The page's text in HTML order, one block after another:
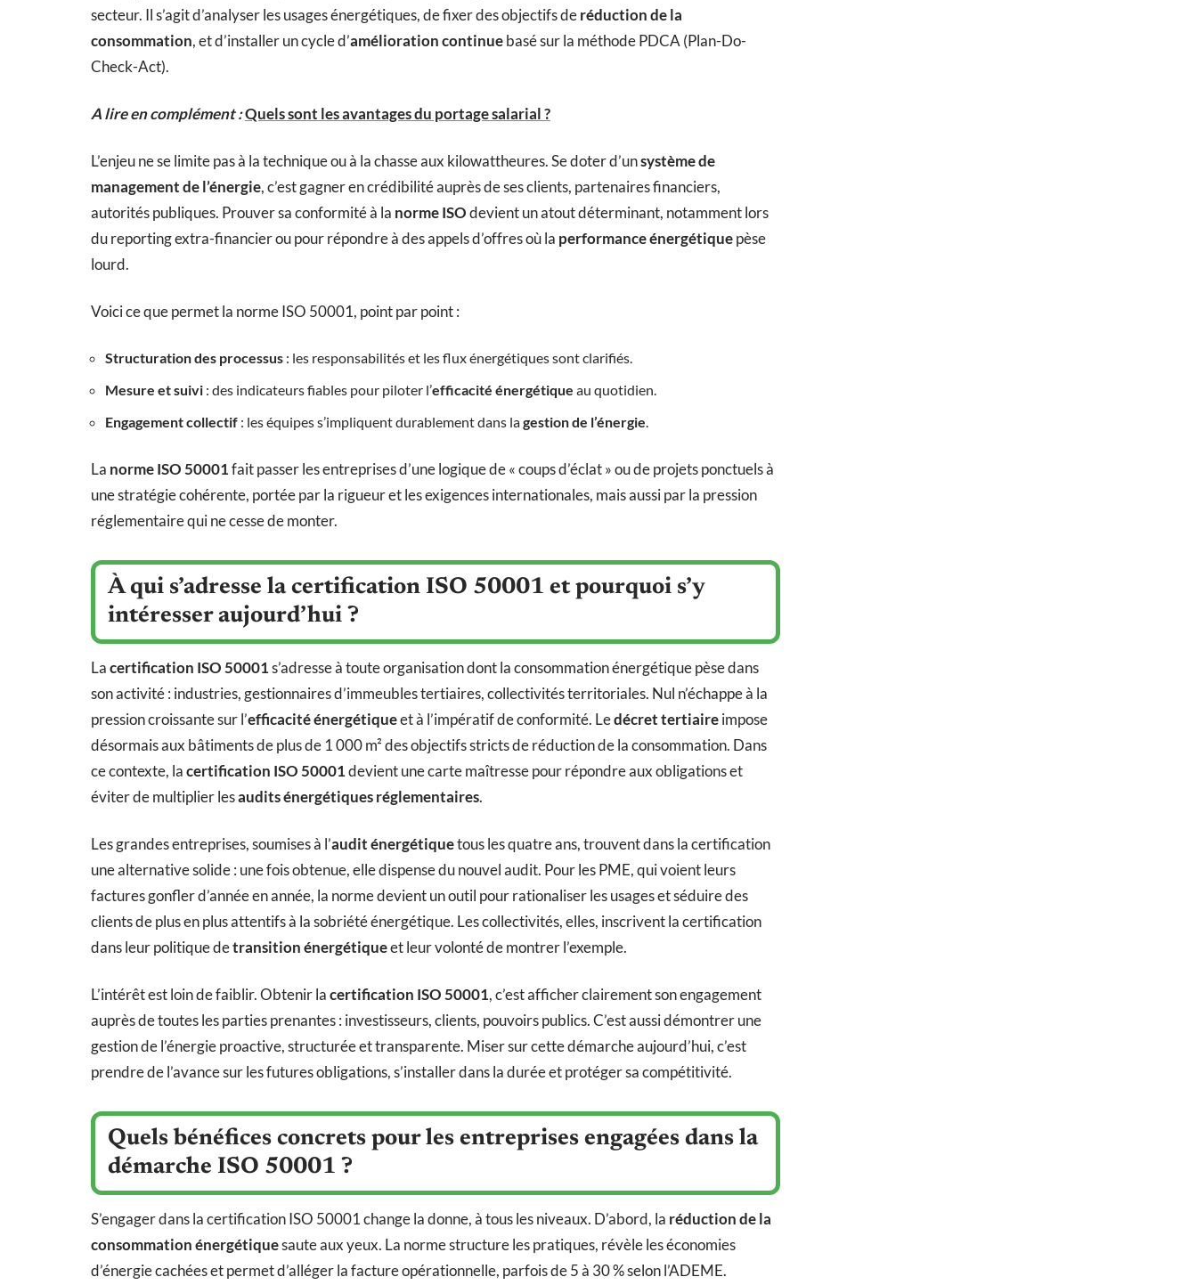
secteur. Il s’agit d’analyser les usages énergétiques, de fixer des objectifs deréduction de la
consommation, et d’installer un cycle d’amélioration continuebasé sur la méthode PDCA (Plan-Do-
Check-Act).
A lire en complément :Quels sont les avantages du portage salarial ?
L’enjeu ne se limite pas à la technique ou à la chasse aux kilowattheures. Se doter d’unsystème de
management de l’énergie, c’est gagner en crédibilité auprès de ses clients, partenaires financiers,
autorités publiques. Prouver sa conformité à la norme ISOdevient un atout déterminant, notamment lors
du reporting extra-financier ou pour répondre à des appels d’offres où la performance énergétiquepèse
lourd.
Voici ce que permet la norme ISO 50001, point par point :
Structuration des processus : les responsabilités et les flux énergétiques sont clarifiés.
Mesure et suivi : des indicateurs fiables pour piloter l’efficacité énergétique au quotidien.
Engagement collectif : les équipes s’impliquent durablement dans lagestion de l’énergie.
La norme ISO 50001fait passer les entreprises d’une logique de « coups d’éclat » ou de projets ponctuels à
une stratégie cohérente, portée par la rigueur et les exigences internationales, mais aussi par la pression
réglementaire qui ne cesse de monter.
À qui s’adresse la certification ISO 50001 et pourquoi s’y
intéresser aujourd’hui ?
Lacertification ISO 50001s’adresse à toute organisation dont la consommation énergétique pèse dans
son activité : industries, gestionnaires d’immeubles tertiaires, collectivités territoriales. Nul n’échappe à la
pression croissante sur l’efficacité énergétiqueet à l’impératif de conformité. Ledécret tertiaireimpose
désormais aux bâtiments de plus de 1 000 m² des objectifs stricts de réduction de la consommation. Dans
ce contexte, lacertification ISO 50001devient une carte maîtresse pour répondre aux obligations et
éviter de multiplier lesaudits énergétiques réglementaires.
Les grandes entreprises, soumises à l’audit énergétiquetous les quatre ans, trouvent dans la certification
une alternative solide : une fois obtenue, elle dispense du nouvel audit. Pour les PME, qui voient leurs
factures gonfler d’année en année, la norme devient un outil pour rationaliser les usages et séduire des
clients de plus en plus attentifs à la sobriété énergétique. Les collectivités, elles, inscrivent la certification
dans leur politique detransition énergétiqueet leur volonté de montrer l’exemple.
L’intérêt est loin de faiblir. Obtenir lacertification ISO 50001, c’est afficher clairement son engagement
auprès de toutes les parties prenantes : investisseurs, clients, pouvoirs publics. C’est aussi démontrer une
gestion de l’énergie proactive, structurée et transparente. Miser sur cette démarche aujourd’hui, c’est
prendre de l’avance sur les futures obligations, s’installer dans la durée et protéger sa compétitivité.
Quels bénéfices concrets pour les entreprises engagées dans la
démarche ISO 50001 ?
S’engager dans la certification ISO 50001 change la donne, à tous les niveaux. D’abord, la réduction de la
consommation énergétiquesaute aux yeux. La norme structure les pratiques, révèle les économies
d’énergie cachées et permet d’alléger la facture opérationnelle, parfois de 5 à 30 % selon l’ADEME.